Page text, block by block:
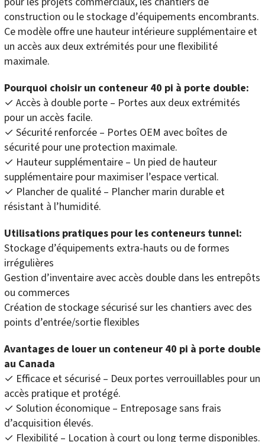
construction ou le stockage d’équipements encombrants.
Ce modèle offre une hauteur intérieure supplémentaire et
un accès aux deux extrémités pour une flexibilité
maximale.
Pourquoi choisir un conteneur 40 pi à porte double:
✓ Accès à double porte – Portes aux deux extrémités
pour un accès facile.
✓ Sécurité renforcée – Portes OEM avec boîtes de
sécurité pour une protection maximale.
✓ Hauteur supplémentaire – Un pied de hauteur
supplémentaire pour maximiser l’espace vertical.
✓ Plancher de qualité – Plancher marin durable et
résistant à l’humidité.
Utilisations pratiques pour les conteneurs tunnel:
Stockage d’équipements extra-hauts ou de formes
irrégulières
Gestion d’inventaire avec accès double dans les entrepôts
ou commerces
Création de stockage sécurisé sur les chantiers avec des
points d’entrée/sortie flexibles
Avantages de louer un conteneur 40 pi à porte double
au Canada
✓ Efficace et sécurisé – Deux portes verrouillables pour un
accès pratique et protégé.
✓ Solution économique – Entreposage sans frais
d’acquisition élevés.
✓ Flexibilité – Location à court ou long terme disponibles.